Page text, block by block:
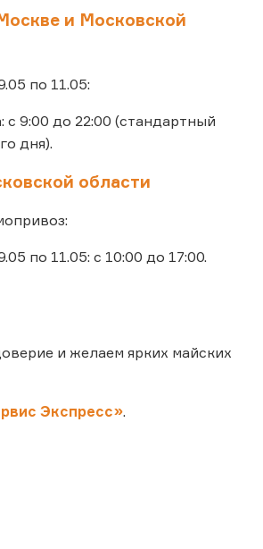
и Московской
по 11.05:
с 9:00 до 22:00 (стандартный
дня).
области
по 11.05: с 10:00 до 17:00.
и желаем ярких майских
Экспресс».